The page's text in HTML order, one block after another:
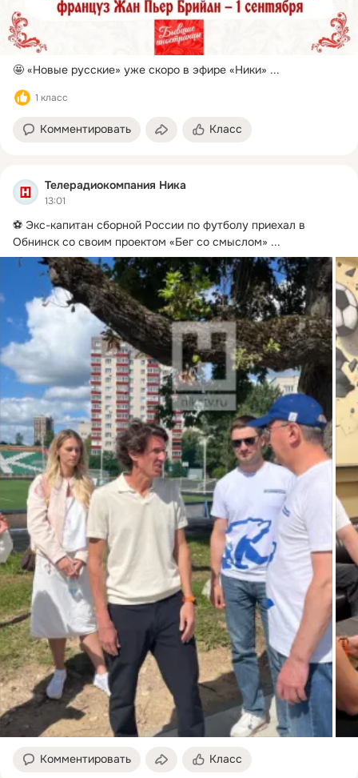
🤩 «Новые русские» уже скоро в эфире «Ники» ...
1 класс
Комментировать Класс
Телерадиокомпания Ника
13:01
⚽️ Экс-капитан сборной России по футболу приехал в
Обнинск со своим проектом «Бег со смыслом» ...
Комментировать Класс